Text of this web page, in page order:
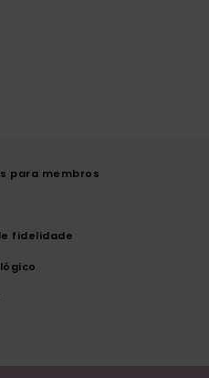
para membros
fidelidade